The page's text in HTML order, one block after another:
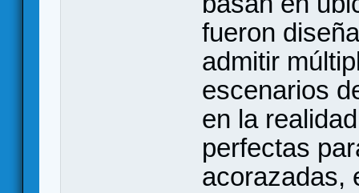
fueron
admitir
escenarios
en la
perfectas
acorazadas,